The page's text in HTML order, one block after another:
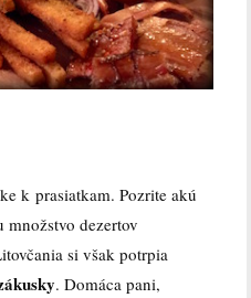
k prasiatkam. Pozrite akú
dezertov
si však potrpia
. Domáca pani,